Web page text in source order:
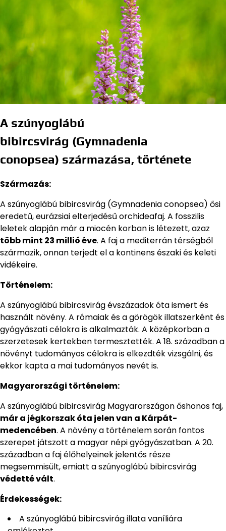
A szúnyoglábú
bibircsvirág (Gymnadenia
conopsea) származása, története
Származás:
A szúnyoglábú bibircsvirág (Gymnadenia conopsea) ősi
eredetű, eurázsiai elterjedésű orchideafaj. A fosszilis
leletek alapján már a miocén korban is létezett, azaz
több mint 23 millió éve. A faj a mediterrán térségből
származik, onnan terjedt el a kontinens északi és keleti
vidékeire.
Történelem:
A szúnyoglábú bibircsvirág évszázadok óta ismert és
használt növény. A rómaiak és a görögök illatszerként és
gyógyászati ​​célokra is alkalmazták. A középkorban a
szerzetesek kertekben termesztették. A 18. században a
növényt tudományos célokra is elkezdték vizsgálni, és
ekkor kapta a mai tudományos nevét is.
Magyarországi történelem:
A szúnyoglábú bibircsvirág Magyarországon őshonos faj,
már a jégkorszak óta jelen van a Kárpát-
medencében. A növény a történelem során fontos
szerepet játszott a magyar népi gyógyászatban. A 20.
században a faj élőhelyeinek jelentős része
megsemmisült, emiatt a szúnyoglábú bibircsvirág
védetté vált.
Érdekességek:
A szúnyoglábú bibircsvirág illata vaníliára